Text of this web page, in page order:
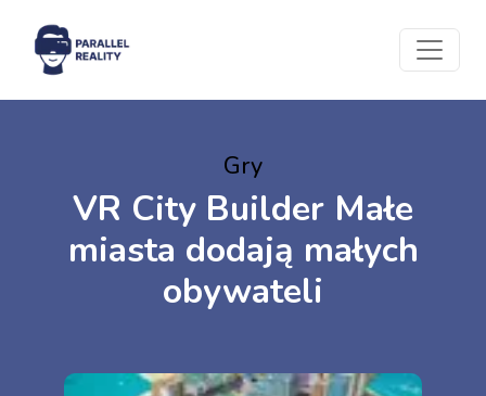
Gry
VR City Builder Małe
miasta dodają małych
obywateli